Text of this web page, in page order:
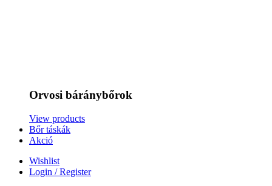
Orvosi báránybőrok
View products
Bőr táskák
Akció
Wishlist
Login / Register